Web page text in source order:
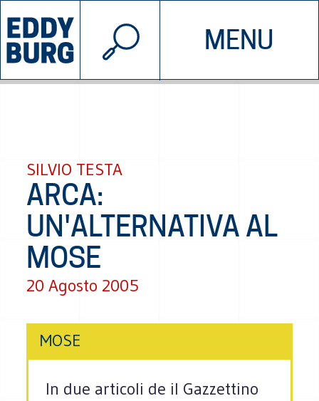
MENU
INIZIATIVE CHI SIAMO
© 2026 EDDYBURG
SILVIO TESTA
ARCA:
UN'ALTERNATIVA AL
MOSE
20 Agosto 2005
MOSE
In due articoli de il Gazzettino